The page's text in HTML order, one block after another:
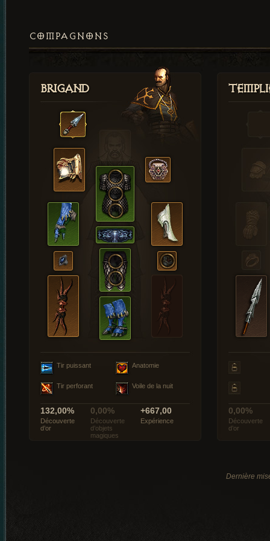
COMPAGNONS
Brigand
Tir puissant Anatomie
Tir perforant Voile de la nuit
132,00%
Découverte
d’or
0,00%
Découverte
d’objets
magiques
+667,00
Expérience
0,00%
Découverte
d’or
Dernière